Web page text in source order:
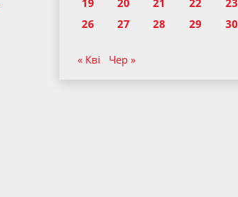
26
27 28 29 30
« Кві Чер »